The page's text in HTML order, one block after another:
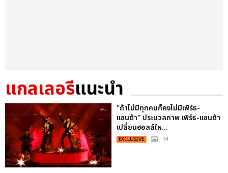
แกลเลอรีแนะนำ
"ถ้าไม่มีทุกคนก็คงไม่มีเพิร์ธ-
แซนต้า" ประมวลภาพ เพิร์ธ-แซนต้า
เปลี่ยนฮอลล์ให...
EXCLUSIVE : 34